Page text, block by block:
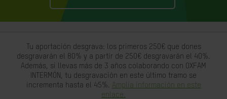
Tu aportación desgrava: los primeros 250€ que dones
desgravarán el 80% y a partir de 250€ desgravarán el 40%.
Además, si llevas más de 3 años colaborando con OXFAM
INTERMÓN, tu desgravación en este último tramo se
incrementa hasta el 45%. Amplia información en este
enlace.